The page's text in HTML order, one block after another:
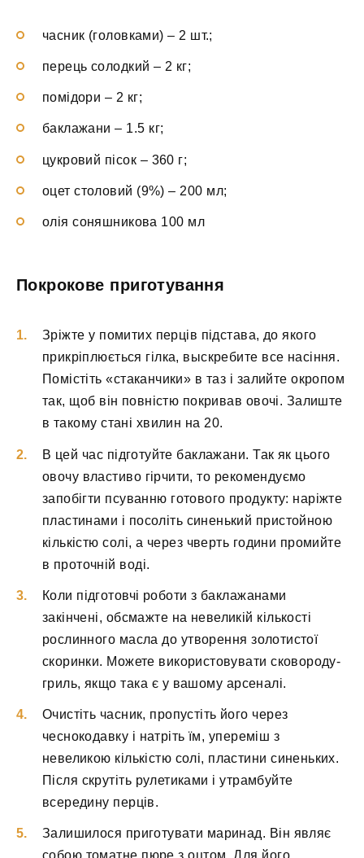
часник (головками) – 2 шт.;
перець солодкий – 2 кг;
помідори – 2 кг;
баклажани – 1.5 кг;
цукровий пісок – 360 г;
оцет столовий (9%) – 200 мл;
олія соняшникова 100 мл
Покрокове приготування
Зріжте у помитих перців підстава, до якого
прикріплюється гілка, выскребите все насіння.
Помістіть «стаканчики» в таз і залийте окропом
так, щоб він повністю покривав овочі. Залиште
в такому стані хвилин на 20.
В цей час підготуйте баклажани. Так як цього
овочу властиво гірчити, то рекомендуємо
запобігти псуванню готового продукту: наріжте
пластинами і посоліть синенький пристойною
кількістю солі, а через чверть години промийте
в проточній воді.
Коли підготовчі роботи з баклажанами
закінчені, обсмажте на невеликій кількості
рослинного масла до утворення золотистої
скоринки. Можете використовувати сковороду-
гриль, якщо така є у вашому арсеналі.
Очистіть часник, пропустіть його через
чеснокодавку і натріть їм, упереміш з
невеликою кількістю солі, пластини синеньких.
Після скрутіть рулетиками і утрамбуйте
всередину перців.
Залишилося приготувати маринад. Він являє